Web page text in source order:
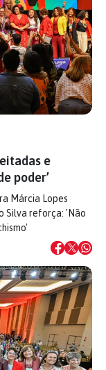
e
poder’
Márcia Lopes
Silva reforça: 'Não